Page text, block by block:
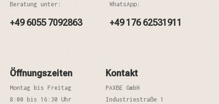
Beratung unter:
+49 6055 7092863
WhatsApp:
+49 176 62531911
Öffnungszeiten
Montag bis Freitag
8:00 bis 16:30 Uhr
Kontakt
PAXBE GmbH
Industriestraße 1